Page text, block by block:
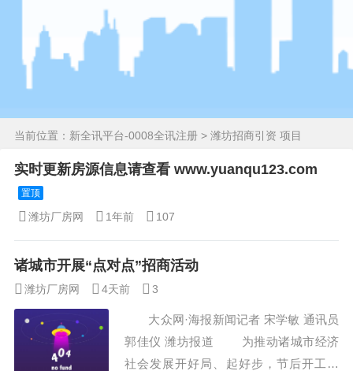
当前位置： 新全讯平台-0008全讯注册 > 潍坊招商引资 项目
实时更新房源信息请查看 www.yuanqu123.com
置顶
潍坊厂房网 1年前 107
诸城市开展“点对点”招商活动
潍坊厂房网 4天前 3
大众网·海报新闻记者 宋学敏 通讯员
郭佳仪 潍坊报道 为推动诸城市经济
社会发展开好局、起好步，节后开工以